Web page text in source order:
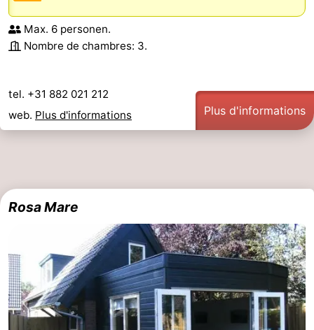
Max. 6 personen.
Nombre de chambres: 3.
tel. +31 882 021 212
web. Plus d'informations Plus d'informations
Rosa Mare